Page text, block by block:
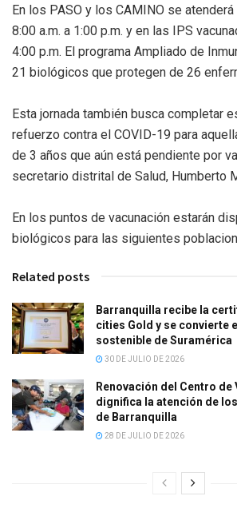
En los PASO y los CAMINO se
8:00 a.m. a 1:00 p.m. y en las IPS
4:00 p.m. El programa Ampliado de
21 biológicos que protegen de 26
Esta jornada también busca completar
refuerzo contra el COVID-19 para
de 3 años que aún está pendiente por
secretario distrital de Salud, Humberto
En los puntos de vacunación estarán
biológicos para las siguientes
Related posts
Barranquilla recibe la
cities Gold y se convierte
sostenible de Suramérica
30 DE JULIO DE 2026
Renovación del Centro de
dignifica la atención de
de Barranquilla
28 DE JULIO DE 2026